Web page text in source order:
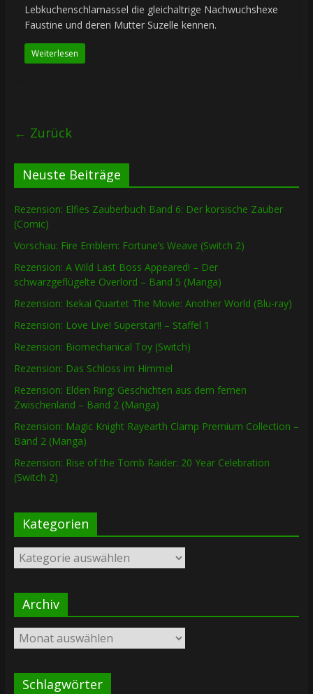
Lebkuchenschlamassel die gleichaltrige Nachwuchshexe
Faustine und deren Mutter Suzelle kennen.
Weiterlesen
← Zurück
Neuste Beiträge
Rezension: Elfies Zauberbuch Band 6: Der korsische Zauber
(Comic)
Vorschau: Fire Emblem: Fortune’s Weave (Switch 2)
Rezension: A Wild Last Boss Appeared! – Der
schwarzgeflügelte Overlord – Band 5 (Manga)
Rezension: Isekai Quartet The Movie: Another World (Blu-ray)
Rezension: Love Live! Superstar!! – Staffel 1
Rezension: Biomechanical Toy (Switch)
Rezension: Das Schloss im Himmel
Rezension: Elden Ring: Geschichten aus dem fernen
Zwischenland – Band 2 (Manga)
Rezension: Magic Knight Rayearth Clamp Premium Collection –
Band 2 (Manga)
Rezension: Rise of the Tomb Raider: 20 Year Celebration
(Switch 2)
Kategorien
Kategorien
Archiv
Archiv
Schlagwörter